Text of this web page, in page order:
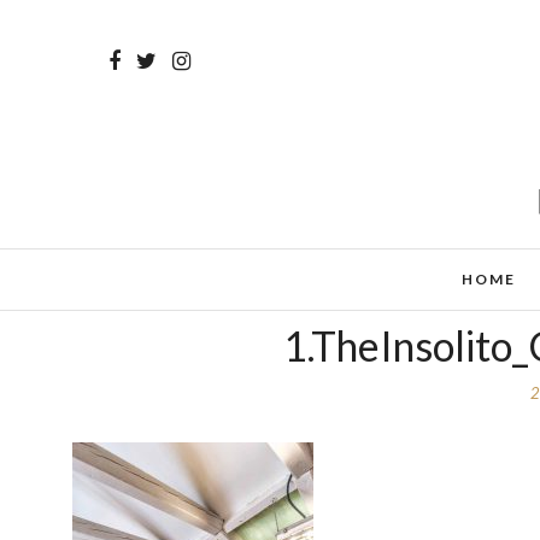
HOME